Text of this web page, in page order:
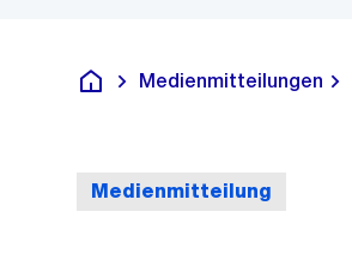
Deutsch
Medienmitteilungen
Medienmitteilung